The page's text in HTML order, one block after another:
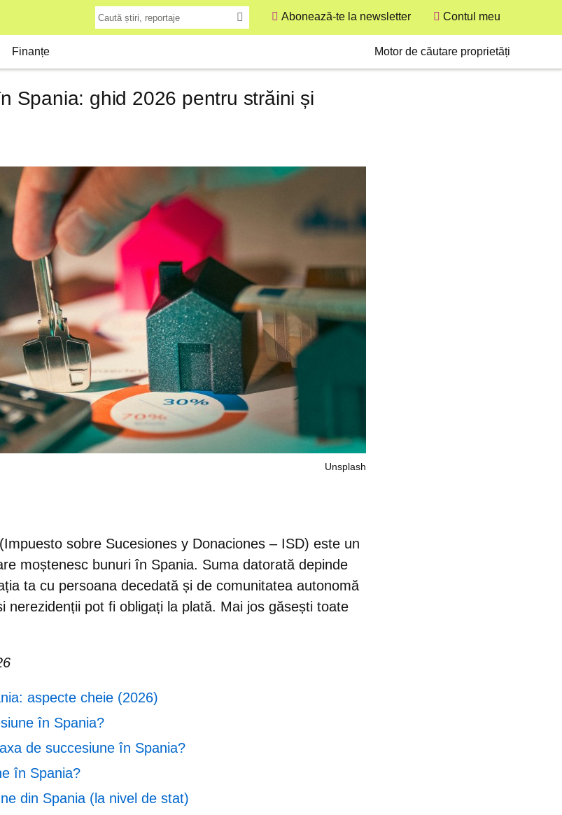
Abonează-te la newsletter
User
Contul meu
Finanțe Motor de căutare proprietăți
Spania: ghid 2026 pentru străini și
Unsplash
sobre Sucesiones y Donaciones – ISD) este un
moștenesc bunuri în Spania. Suma datorată depinde
ta cu persoana decedată și de comunitatea autonomă
nerezidenții pot fi obligați la plată. Mai jos găsești toate
aspecte cheie (2026)
în Spania?
de succesiune în Spania?
în Spania?
din Spania (la nivel de stat)